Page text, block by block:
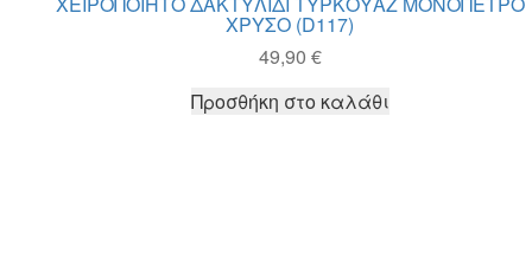
ΧΡΥΣΟ (D117)
49,90 €
Προσθήκη στο καλάθι